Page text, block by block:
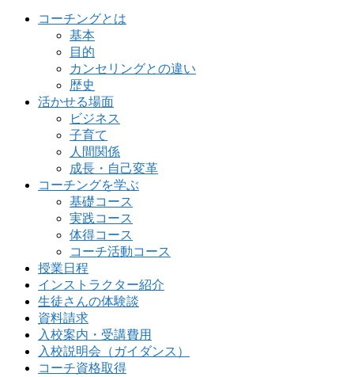
コーチングとは
基本
目的
カンセリングとの違い
歴史
活かせる場面
ビジネス
子育て
人間関係
成長・自己変革
コーチングを学ぶ
基礎コース
実践コース
体得コース
コーチ活動コース
授業日程
インストラクター紹介
生徒さんの体験談
資料請求
入校案内・受講費用
入校説明会（ガイダンス）
コーチ資格取得